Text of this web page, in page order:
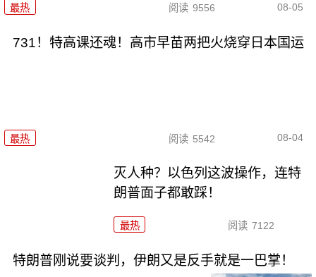
最热 阅读 9556 08-05
731！特高课还魂！高市早苗两把火烧穿日本国运
最热 阅读 5542 08-04
灭人种？以色列这波操作，连特
朗普面子都敢踩！
最热 阅读 7122
特朗普刚说要谈判，伊朗又是反手就是一巴掌！